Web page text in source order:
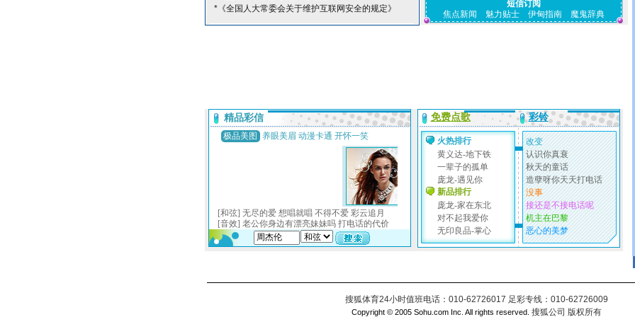
*《全国人大常委会关于维护互联网安全的规定》
短信订阅
焦点新闻
魅力贴士 伊甸指南 魔鬼辞典
搜狐体育24小时值班电话：010-62726017 足彩专线：010-62726009
Copyright © 2005 Sohu.com Inc. All rights reserved. 搜狐公司 版权所有